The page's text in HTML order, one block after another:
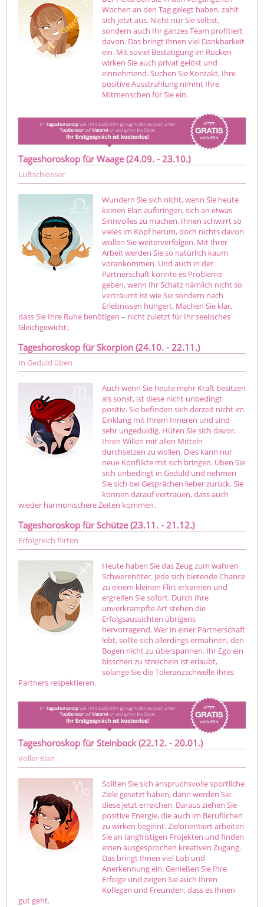
Wochen an den Tag gelegt haben, zahlt
sich jetzt aus. Nicht nur Sie selbst,
sondern auch Ihr ganzes Team profitiert
davon. Das bringt Ihnen viel Dankbarkeit
ein. Mit soviel Bestätigung im Rücken
wirken Sie auch privat gelöst und
einnehmend. Suchen Sie Kontakt, Ihre
positive Ausstrahlung nimmt Ihre
Mitmenschen für Sie ein.
Tageshoroskop für Waage (24.09. - 23.10.)
Luftschlösser
Wundern Sie sich nicht, wenn Sie heute
keinen Elan aufbringen, sich an etwas
Sinnvolles zu machen. Ihnen schwirrt so
vieles im Kopf herum, doch nichts davon
wollen Sie weiterverfolgen. Mit Ihrer
Arbeit werden Sie so natürlich kaum
vorankommen. Und auch in der
Partnerschaft könnte es Probleme
geben, wenn Ihr Schatz nämlich nicht so
verträumt ist wie Sie sondern nach
Erlebnissen hungert. Machen Sie klar,
dass Sie Ihre Ruhe benötigen – nicht zuletzt für Ihr seelisches
Gleichgewicht.
Tageshoroskop für Skorpion (24.10. - 22.11.)
In Geduld üben
Auch wenn Sie heute mehr Kraft besitzen
als sonst, ist diese nicht unbedingt
positiv. Sie befinden sich derzeit nicht im
Einklang mit Ihrem Inneren und sind
sehr ungeduldig. Hüten Sie sich davor,
Ihren Willen mit allen Mitteln
durchsetzen zu wollen. Dies kann nur
neue Konflikte mit sich bringen. Üben Sie
sich unbedingt in Geduld und nehmen
Sie sich bei Gesprächen lieber zurück. Sie
können darauf vertrauen, dass auch
wieder harmonischere Zeiten kommen.
Tageshoroskop für Schütze (23.11. - 21.12.)
Erfolgreich flirten
Heute haben Sie das Zeug zum wahren
Schwerenöter. Jede sich bietende Chance
zu einem kleinen Flirt erkennen und
ergreifen Sie sofort. Durch Ihre
unverkrampfte Art stehen die
Erfolgsaussichten übrigens
hervorragend. Wer in einer Partnerschaft
lebt, sollte sich allerdings ermahnen, den
Bogen nicht zu überspannen. Ihr Ego ein
bisschen zu streicheln ist erlaubt,
solange Sie die Toleranzschwelle Ihres
Partners respektieren.
Tageshoroskop für Steinbock (22.12. - 20.01.)
Voller Elan
Sollten Sie sich anspruchsvolle sportliche
Ziele gesetzt haben, dann werden Sie
diese jetzt erreichen. Daraus ziehen Sie
positive Energie, die auch im Beruflichen
zu wirken beginnt. Zielorientiert arbeiten
Sie an langfristigen Projekten und finden
einen ausgesprochen kreativen Zugang.
Das bringt Ihnen viel Lob und
Anerkennung ein. Genießen Sie Ihre
Erfolge und zeigen Sie auch Ihren
Kollegen und Freunden, dass es Ihnen
gut geht.